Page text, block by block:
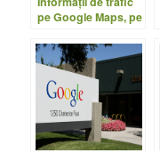
pe Google Maps, pe
România?